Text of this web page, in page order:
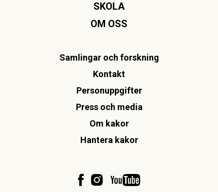
SKOLA
OM OSS
Samlingar och forskning
Kontakt
Personuppgifter
Press och media
Om kakor
Hantera kakor